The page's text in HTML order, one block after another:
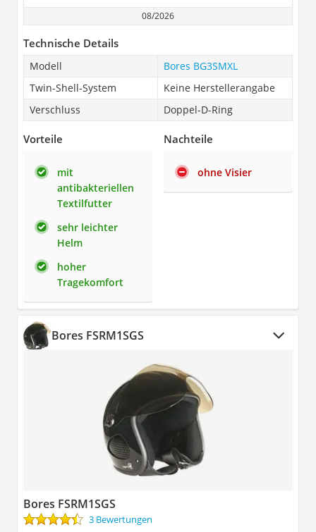
08/2026
Technische Details
Modell
Bores BG3SMXL
Twin-Shell-System
Keine Herstellerangabe
Verschluss
Doppel-D-Ring
Vorteile
mit
antibakteriellen
Textilfutter
sehr leichter
Helm
hoher
Tragekomfort
Nachteile
ohne Visier
Bores FSRM1SGS
Bores FSRM1SGS
3 Bewertungen